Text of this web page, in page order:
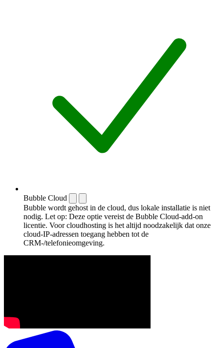
Bubble Cloud
Bubble wordt gehost in de cloud, dus lokale installatie is niet
nodig. Let op: Deze optie vereist de Bubble Cloud-add-on
licentie. Voor cloudhosting is het altijd noodzakelijk dat onze
cloud-IP-adressen toegang hebben tot de
CRM-/telefonieomgeving.